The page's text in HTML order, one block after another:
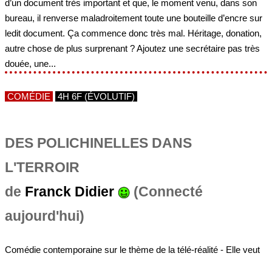
d’un document très important et que, le moment venu, dans son
bureau, il renverse maladroitement toute une bouteille d’encre sur
ledit document. Ça commence donc très mal. Héritage, donation,
autre chose de plus surprenant ? Ajoutez une secrétaire pas très
douée, une...
COMÉDIE 4H 6F (ÉVOLUTIF)
DES POLICHINELLES DANS
L'TERROIR
de Franck Didier
(Connecté
aujourd'hui)
Comédie contemporaine sur le thème de la télé-réalité - Elle veut